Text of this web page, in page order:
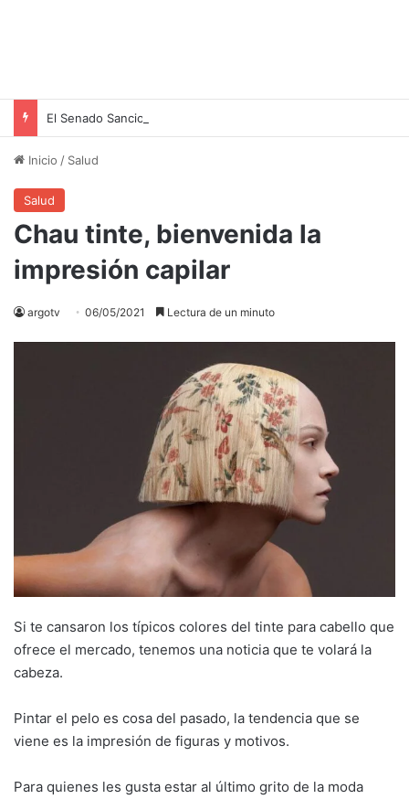
Inicio / Salud
Salud
Chau tinte, bienvenida la
impresión capilar
argotv 06/05/2021 Lectura de un minuto
Si te cansaron los típicos colores del tinte para cabello que
ofrece el mercado, tenemos una noticia que te volará la
cabeza.
Pintar el pelo es cosa del pasado, la tendencia que se
viene es la impresión de figuras y motivos.
Para quienes les gusta estar al último grito de la moda